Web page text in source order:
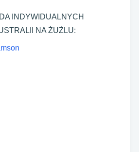
INDYWIDUALNYCH
NA ŻUŻLU: